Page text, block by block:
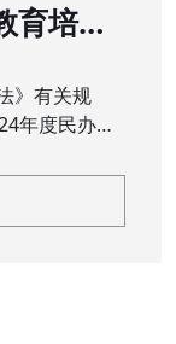
育培训
公示
》有关规
年度民办教
学校（民办
构2024年度